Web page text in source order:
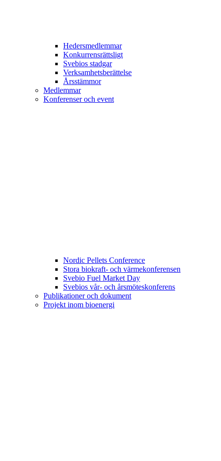
Hedersmedlemmar
Konkurrensrättsligt
Svebios stadgar
Verksamhetsberättelse
Årsstämmor
Medlemmar
Konferenser och event
Nordic Pellets Conference
Stora biokraft- och värmekonferensen
Svebio Fuel Market Day
Svebios vår- och årsmöteskonferens
Publikationer och dokument
Projekt inom bioenergi